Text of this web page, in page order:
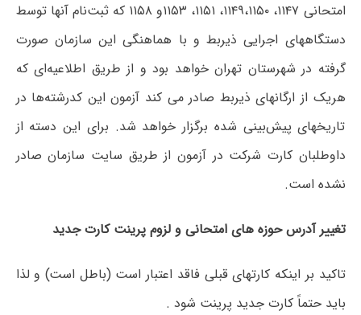
امتحانی ۱۱۴۷، ۱۱۴۹‌،‌۱۱۵۰‌، ۱۱۵۱، ۱۱۵۳و‌ ۱۱۵۸ که ثبت‌نام آنها توسط
دستگاههای اجرایی ذیربط و با هماهنگی این سازمان صورت
گرفته در شهرستان تهران خواهد بود و از طریق اطلاعیه‌ای که
هریک از ارگانهای ذیربط صادر می کند آزمون این کدرشته‌ها در
تاریخهای پیش‌بینی شده برگزار خواهد شد. برای این دسته از
داوطلبان کارت شرکت ‌در ‌آزمون از طریق سایت سازمان صادر
نشده است.
تغییر آدرس حوزه های امتحانی و لزوم پرینت کارت جدید
تاکید بر اینکه کارتهای قبلی فاقد اعتبار است (باطل است) و لذا
باید حتماً کارت جدید پرینت شود .